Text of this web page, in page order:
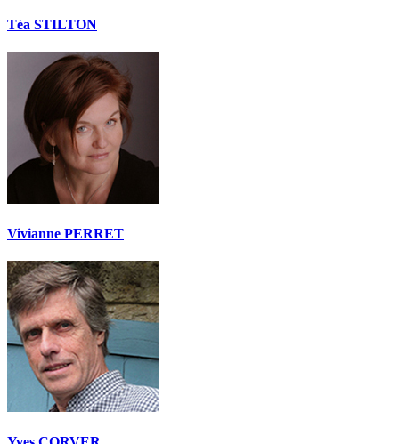
Téa STILTON
Vivianne PERRET